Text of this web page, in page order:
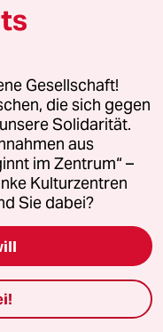
halten.
solidarisch"
Es
dass es
in Ordnung
genauso
wie man
Gesellschaft!
die sich gegen
Solidarität.
aus
im Zentrum“ –
Kulturzentren
Sie dabei?